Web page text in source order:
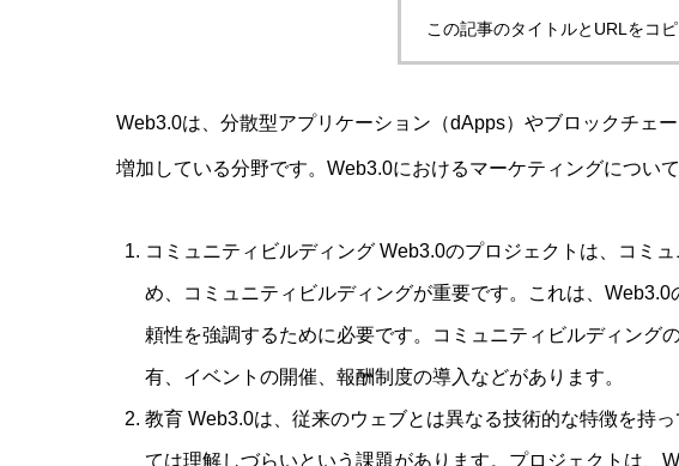
この記事のタイトルとURLをコ
Web3.0は、分散型アプリケーション（dApps）やブロックチェ
増加している分野です。Web3.0におけるマーケティングについ
コミュニティビルディング Web3.0のプロジェクトは、コミ
め、コミュニティビルディングが重要です。これは、
頼性を強調するために必要です。コミュニティビルディング
有、イベントの開催、報酬制度の導入などがあります。
教育 Web3.0は、従来のウェブとは異なる技術的な特徴を持
ては理解しづらいという課題があります。プロジェクトは、